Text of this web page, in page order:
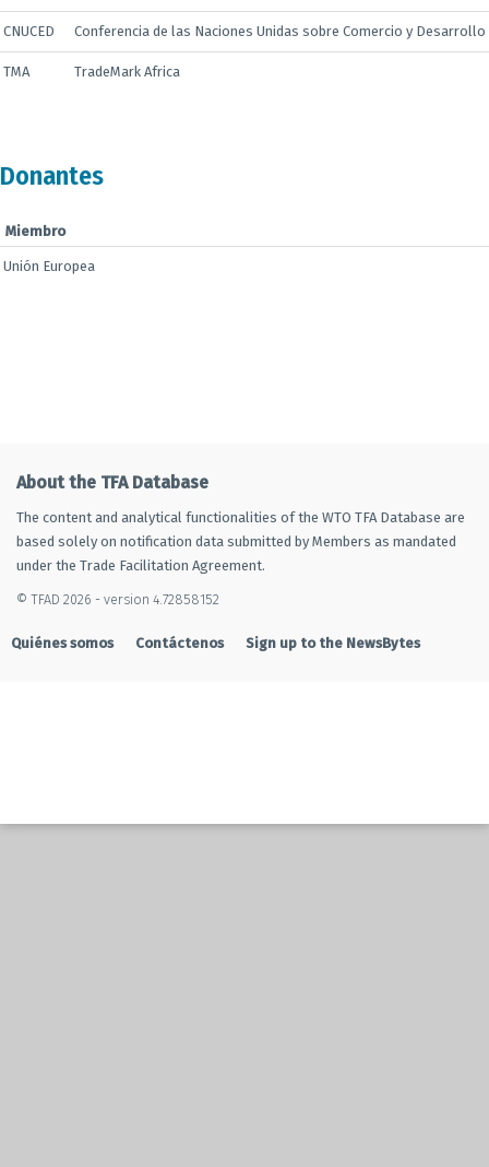
CNUCED Conferencia de las Naciones Unidas sobre Comercio y Desarrollo
TMA TradeMark Africa
Donantes
Miembro
Unión Europea
About the TFA Database
The content and analytical functionalities of the WTO TFA Database are
based solely on notification data submitted by Members as mandated
under the Trade Facilitation Agreement.
© TFAD 2026 - version 4.72858152
Quiénes somos Contáctenos Sign up to the NewsBytes